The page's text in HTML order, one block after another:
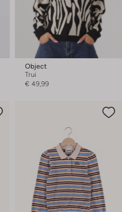
Object
Trui
€ 49,99